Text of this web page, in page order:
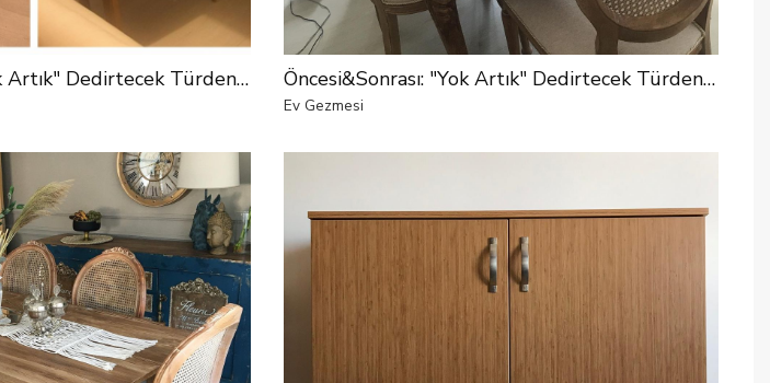
Öncesi&Sonrası: "Yok Artık" Dedirtecek Türden Bir Değişim Öncesi&Sonrası: "Yok Artık" Dedirtecek Türden Bir Değişim
Ev Gezmesi